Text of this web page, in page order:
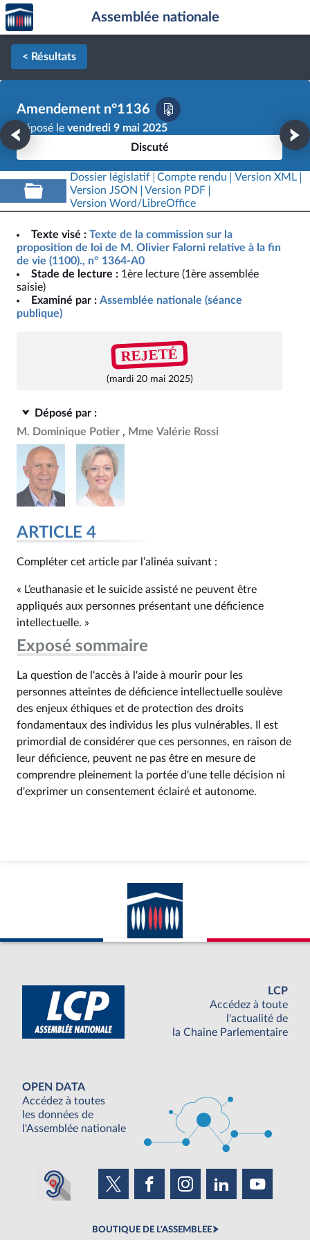
Aller au contenu
Aller en bas de la page
Accèder
à la
page
d'accueil
Assemblée nationale
< Résultats
Amendement n°1136
Déposé le vendredi 9 mai 2025
Discuté
Dossier législatif Compte rendu
Version XML
Version JSON
Version PDF
Version Word/LibreOffice
Texte visé : Texte de la commission sur la
proposition de loi de M. Olivier Falorni relative à la fin
de vie (1100)., n° 1364-A0
Stade de lecture : 1ère lecture (1ère assemblée
saisie)
Examiné par : Assemblée nationale (séance
publique)
REJETÉ
(mardi 20 mai 2025)
Déposé par :
M. Dominique Potier
Mme Valérie Rossi
ARTICLE 4
Compléter cet article par l’alinéa suivant :
« L’euthanasie et le suicide assisté ne peuvent être
appliqués aux personnes présentant une déficience
intellectuelle. »
Exposé sommaire
La question de l'accès à l'aide à mourir pour les
personnes atteintes de déficience intellectuelle soulève
des enjeux éthiques et de protection des droits
fondamentaux des individus les plus vulnérables. Il est
primordial de considérer que ces personnes, en raison de
leur déficience, peuvent ne pas être en mesure de
comprendre pleinement la portée d'une telle décision ni
d'exprimer un consentement éclairé et autonome.
LCP
Accédez à toute
l'actualité de
la Chaine Parlementaire
OPEN DATA
Accédez à toutes
les données de
l'Assemblée nationale
BOUTIQUE DE L'ASSEMBLEE